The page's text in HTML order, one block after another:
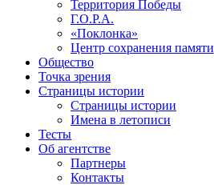
Территория Победы
Г.О.Р.А.
«Поклонка»
Центр сохранения памяти
Общество
Точка зрения
Страницы истории
Страницы истории
Имена в летописи
Тесты
Об агентстве
Партнеры
Контакты